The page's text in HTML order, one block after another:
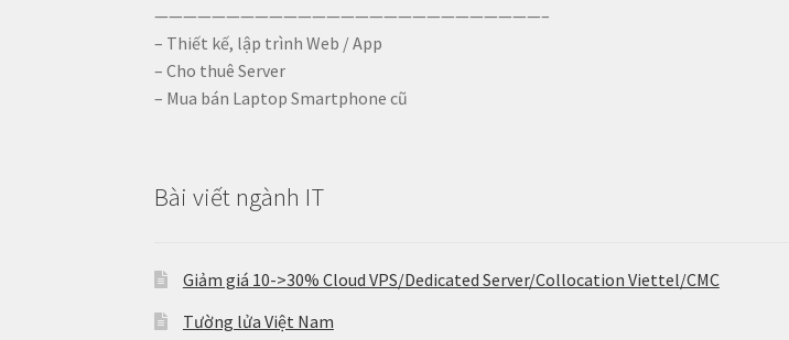
———————————————————————————–
– Thiết kế, lập trình Web / App
– Cho thuê Server
– Mua bán Laptop Smartphone cũ
Bài viết ngành IT
Giảm giá 10->30% Cloud VPS/Dedicated Server/Collocation Viettel/CMC
Tường lửa Việt Nam